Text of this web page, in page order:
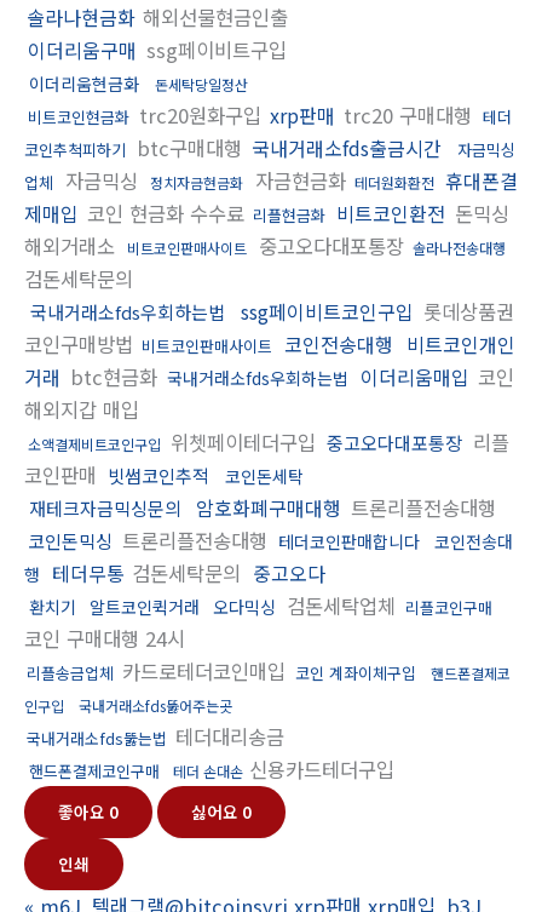
솔라나현금화 해외선물현금인출
이더리움구매 ssg페이비트구입
이더리움현금화 돈세탁당일정산
비트코인현금화 trc20원화구입 xrp판매 trc20 구매대행 테더
코인추척피하기
btc구매대행 국내거래소fds출금시간
자금믹싱
업체
자금믹싱 정치자금현금화 자금현금화 테더원화환전 휴대폰결
제매입 코인 현금화 수수료 리플현금화 비트코인환전 돈믹싱
해외거래소
비트코인판매사이트 중고오다대포통장 솔라나전송대행
검돈세탁문의
국내거래소fds우회하는법 ssg페이비트코인구입 롯데상품권
코인구매방법 비트코인판매사이트 코인전송대행 비트코인개인
거래 btc현금화 국내거래소fds우회하는법 이더리움매입 코인
해외지갑 매입
소액결제비트코인구입 위쳇페이테더구입 중고오다대포통장 리플
코인판매 빗썸코인추적 코인돈세탁
재테크자금믹싱문의 암호화폐구매대행 트론리플전송대행
코인돈믹싱 트론리플전송대행 테더코인판매합니다 코인전송대
행 테더무통 검돈세탁문의 중고오다
환치기 알트코인퀵거래 오다믹싱 검돈세탁업체 리플코인구매
코인 구매대행 24시
리플송금업체 카드로테더코인매입 코인 계좌이체구입
핸드폰결제코
인구입
국내거래소fds뚫어주는곳
국내거래소fds뚫는법 테더대리송금
핸드폰결제코인구매 테더 손대손 신용카드테더구입
좋아요 0 싫어요 0
인쇄
« m6J_텔래그램@bitcoinsyri xrp판매 xrp매입_b3J